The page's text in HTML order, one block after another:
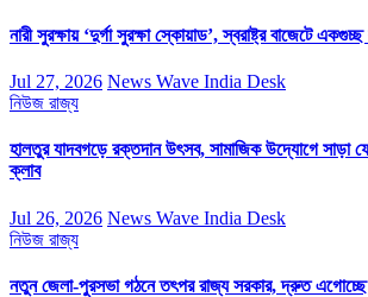
নারী সুরক্ষায় ‘দুর্গা সুরক্ষা স্কোয়াড’, স্বরাষ্ট্র বাজেটে
Jul 27, 2026 News Wave India Desk
নিউজ রাজ্য
হালতুর যাদবগড়ে রক্তদান উৎসব, সামাজিক উদ্যোগে সাড়া
ক্লাব
Jul 26, 2026 News Wave India Desk
নিউজ রাজ্য
নতুন জেলা-পুরসভা গঠনে তৎপর রাজ্য সরকার, দ্রুত